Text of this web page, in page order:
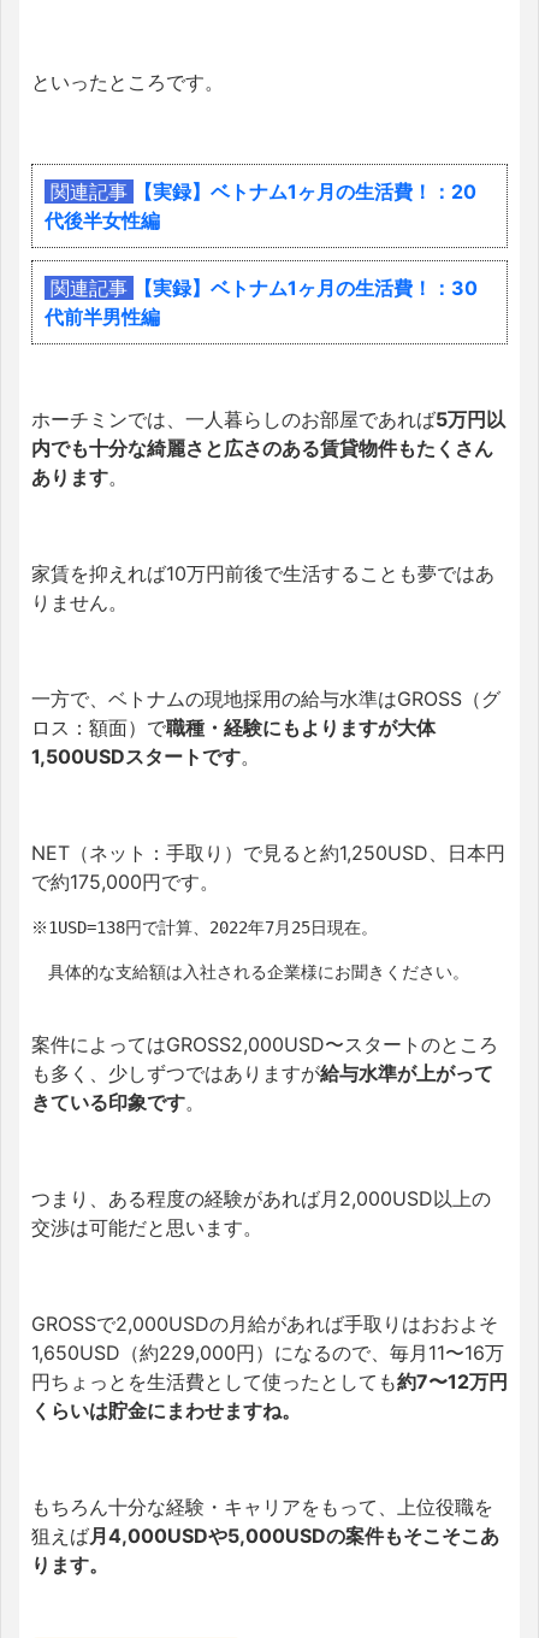
といったところです。
関連記事
【実録】ベトナム1ヶ月の生活費！：20
代後半女性編
関連記事
【実録】ベトナム1ヶ月の生活費！：30
代前半男性編
ホーチミンでは、一人暮らしのお部屋であれば5万円以
内でも十分な綺麗さと広さのある賃貸物件もたくさん
あります。
家賃を抑えれば10万円前後で生活することも夢ではあ
りません。
一方で、ベトナムの現地採用の給与水準はGROSS（グ
ロス：額面）で職種・経験にもよりますが大体
1,500USDスタートです。
NET（ネット：手取り）で見ると約1,250USD、日本円
で約175,000円です。
※1USD=138円で計算、2022年7月25日現在。
具体的な支給額は入社される企業様にお聞きください。
案件によってはGROSS2,000USD〜スタートのところ
も多く、少しずつではありますが給与水準が上がって
きている印象です。
つまり、ある程度の経験があれば月2,000USD以上の
交渉は可能だと思います。
GROSSで2,000USDの月給があれば手取りはおおよそ
1,650USD（約229,000円）になるので、毎月11〜16万
円ちょっとを生活費として使ったとしても約7〜12万円
くらいは貯金にまわせますね。
もちろん十分な経験・キャリアをもって、上位役職を
狙えば月4,000USDや5,000USDの案件もそこそこあ
ります。